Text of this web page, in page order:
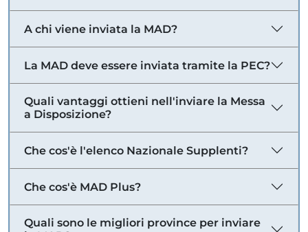
A chi viene inviata la MAD?
La MAD deve essere inviata tramite la PEC?
Quali vantaggi ottieni nell'inviare la Messa
a Disposizione?
Che cos'è l'elenco Nazionale Supplenti?
Che cos'è MAD Plus?
Quali sono le migliori province per inviare